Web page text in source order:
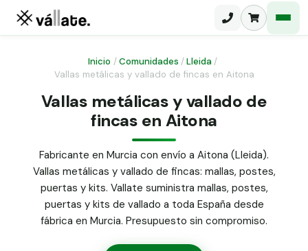
Malla ganadera
Malla simple torsión
Malla triple torsión
Panel malla H.
Puerta abatible dos hojas
Puerta acceso peatonal
Poste malla Hércules
Poste malla simple torsión
Alambre de espino galvanizado
Alambre liso galvanizado
Inicio /Comunidades /Lleida /
Vallas metálicas y vallado de fincas en Aitona
Vallas metálicas y vallado de
fincas en Aitona
Fabricante en Murcia con envío a Aitona (Lleida).
Vallas metálicas y vallado de fincas: mallas, postes,
puertas y kits. Vallate suministra mallas, postes,
puertas y kits de vallado a toda España desde
fábrica en Murcia. Presupuesto sin compromiso.